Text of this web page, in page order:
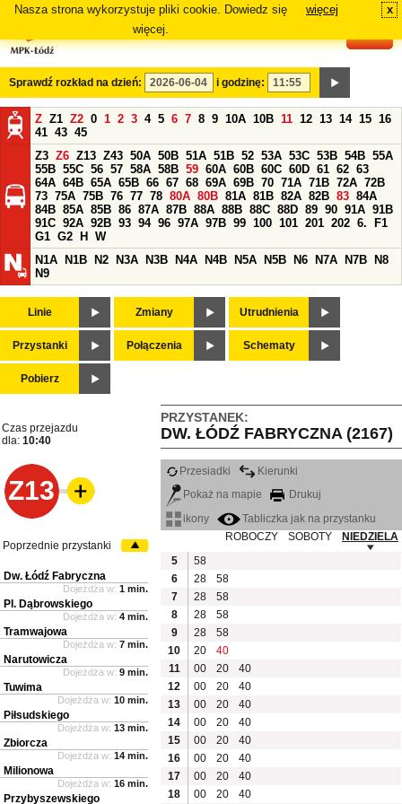
Nasza strona wykorzystuje pliki cookie. Dowiedz się
więcej.
więcej x
Sprawdź rozkład na dzień: i godzinę:
Z Z1 Z2 0 1 2 3 4 5 6 7 8 9 10A 10B 11 12 13 14 15 16
41 43 45
Z3 Z6 Z13 Z43 50A 50B 51A 51B 52 53A 53C 53B 54B 55A
55B 55C 56 57 58A 58B 59 60A 60B 60C 60D 61 62 63
64A 64B 65A 65B 66 67 68 69A 69B 70 71A 71B 72A 72B
73 75A 75B 76 77 78 80A 80B 81A 81B 82A 82B 83 84A
84B 85A 85B 86 87A 87B 88A 88B 88C 88D 89 90 91A 91B
91C 92A 92B 93 94 96 97A 97B 99 100 101 201 202 6.
F1
G1 G2 H
W
N1A
N1B N2 N3A N3B N4A N4B N5A N5B N6 N7A N7B
N8
N9
Linie Zmiany Utrudnienia
Przystanki Połączenia Schematy
Pobierz
PRZYSTANEK:
DW. ŁÓDŹ FABRYCZNA (2167)
Czas przejazdu
dla: 10:40
Z13
Przesiadki
Kierunki
Pokaż na mapie
Drukuj
ikony
Tabliczka jak na przystanku
ROBOCZY
SOBOTY
NIEDZIELA
5
58
6
28
58
7
28
58
8
28
58
9
28
58
10
20
40
11
00 20
40
12
00 20
40
13
00 20
40
14
00 20
40
15
00 20
40
16
00 20
40
17
00 20
40
18
00 20 40
Poprzednie przystanki
Dw. Łódź Fabryczna
Dojeżdża w: 1 min.
Pl. Dąbrowskiego
Dojeżdża w: 4 min.
Tramwajowa
Dojeżdża w: 7 min.
Narutowicza
Dojeżdża w: 9 min.
Tuwima
Dojeżdża w: 10 min.
Piłsudskiego
Dojeżdża w: 13 min.
Zbiorcza
Dojeżdża w: 14 min.
Milionowa
Dojeżdża w: 16 min.
Przybyszewskiego